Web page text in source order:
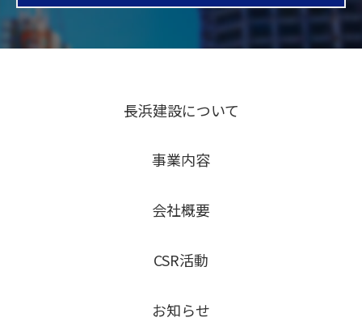
長浜建設について
事業内容
会社概要
CSR活動
お知らせ